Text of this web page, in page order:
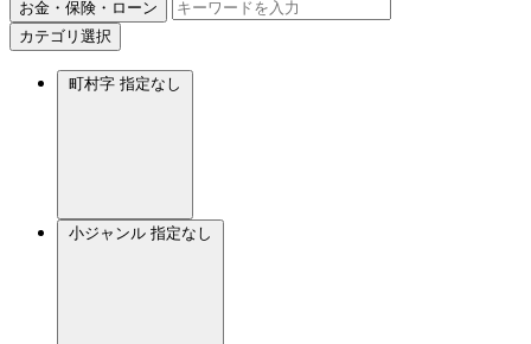
お金・保険・ローン
カテゴリ選択
町村字 指定なし
小ジャンル 指定なし